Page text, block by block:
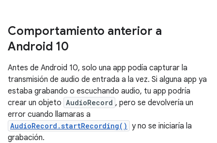
Comportamiento anterior a
Android 10
Antes de Android 10, solo una app podía capturar la
transmisión de audio de entrada a la vez. Si alguna app ya
estaba grabando o escuchando audio, tu app podría
crear un objeto AudioRecord , pero se devolvería un
error cuando llamaras a
AudioRecord.startRecording() y no se iniciaría la
grabación.